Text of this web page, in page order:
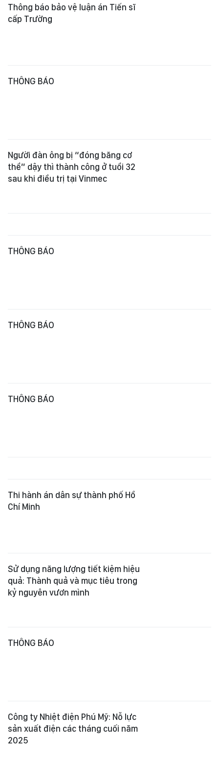
Thông báo bảo vệ luận án Tiến sĩ
cấp Trường
THÔNG BÁO
Người đàn ông bị “đóng băng cơ
thể” dậy thì thành công ở tuổi 32
sau khi điều trị tại Vinmec
THÔNG BÁO
THÔNG BÁO
THÔNG BÁO
Thi hành án dân sự thành phố Hồ
Chí Minh
Sử dụng năng lượng tiết kiệm hiệu
quả: Thành quả và mục tiêu trong
kỷ nguyên vươn mình
THÔNG BÁO
Công ty Nhiệt điện Phú Mỹ: Nỗ lực
sản xuất điện các tháng cuối năm
2025